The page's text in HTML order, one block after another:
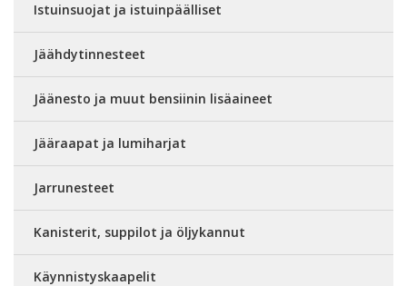
Istuinsuojat ja istuinpäälliset
Jäähdytinnesteet
Jäänesto ja muut bensiinin lisäaineet
Jääraapat ja lumiharjat
Jarrunesteet
Kanisterit, suppilot ja öljykannut
Käynnistyskaapelit